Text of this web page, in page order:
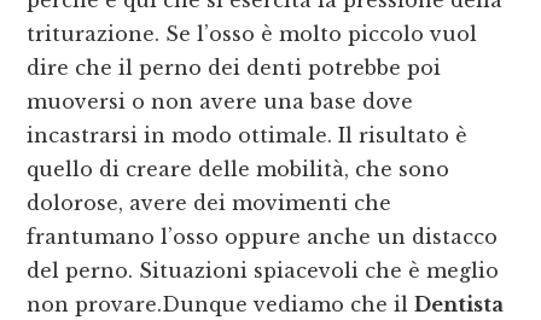
triturazione. Se l’osso è molto piccolo vuol
dire che il perno dei denti potrebbe poi
muoversi o non avere una base dove
incastrarsi in modo ottimale. Il risultato è
quello di creare delle mobilità, che sono
dolorose, avere dei movimenti che
frantumano l’osso oppure anche un distacco
del perno. Situazioni spiacevoli che è meglio
non provare.Dunque vediamo che ilDentista